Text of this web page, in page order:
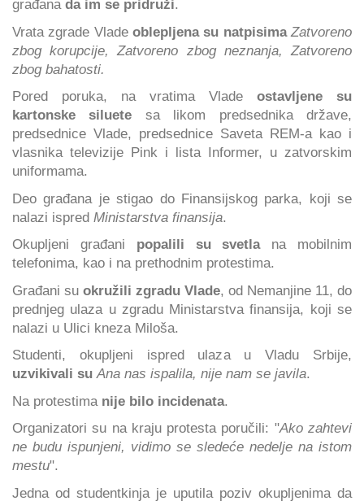
građana da im se pridruži.
Vrata zgrade Vlade oblepljena su natpisima Zatvoreno
zbog korupcije, Zatvoreno zbog neznanja, Zatvoreno
zbog bahatosti.
Pored poruka, na vratima Vlade ostavljene su
kartonske siluete sa likom predsednika države,
predsednice Vlade, predsednice Saveta REM-a kao i
vlasnika televizije Pink i lista Informer, u zatvorskim
uniformama.
Deo građana je stigao do Finansijskog parka, koji se
nalazi ispred Ministarstva finansija.
Okupljeni građani popalili su svetlana mobilnim
telefonima, kao i na prethodnim protestima.
Građani su okružili zgradu Vlade, od Nemanjine 11, do
prednjeg ulaza u zgradu Ministarstva finansija, koji se
nalazi u Ulici kneza Miloša.
Studenti, okupljeni ispred ulaza u Vladu Srbije,
uzvikivali su Ana nas ispalila, nije nam se javila.
Na protestima nije bilo incidenata.
Organizatori su na kraju protesta poručili: "Ako zahtevi
ne budu ispunjeni, vidimo se sledeće nedelje na istom
mestu".
Jedna od studentkinja je uputila poziv okupljenima da